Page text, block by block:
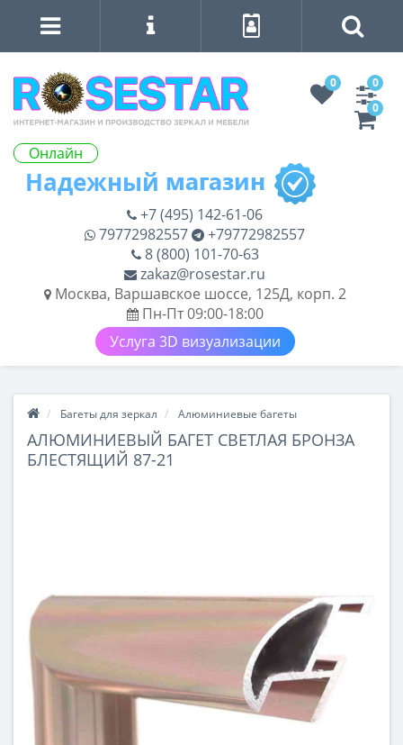
Онлайн
0
0
0
+7 (495) 142-61-06
79772982557
+79772982557
8 (800) 101-70-63
zakaz@rosestar.ru
Москва, Варшавское шоссе, 125Д, корп. 2
Пн-Пт 09:00-18:00
Услуга 3D визуализации
Багеты для зеркал Алюминиевые багеты
АЛЮМИНИЕВЫЙ БАГЕТ СВЕТЛАЯ БРОНЗА
БЛЕСТЯЩИЙ 87-21